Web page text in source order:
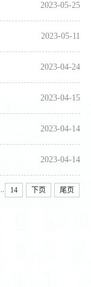
2023-05-25
2023-05-11
2023-04-24
2023-04-15
2023-04-14
2023-04-14
14 下页 尾页